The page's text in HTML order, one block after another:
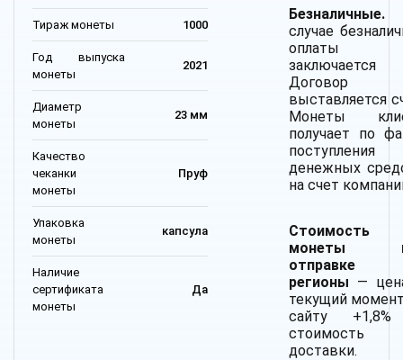
Тираж монеты 1000
Год выпуска
монеты
2021
Диаметр
монеты
23 мм
Качество
чеканки
монеты
Пруф
Упаковка
монеты
капсула
Наличие
сертификата
монеты
Да
Безналичные.
случае
оплаты
заключается
выставляется
Монеты
получает по
поступления
денежных
на счет
Стоимость
монеты
регионы —
текущий
сайту
стоимость
доставки.